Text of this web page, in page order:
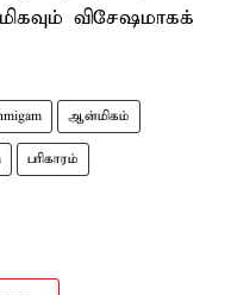
விசேஷமாகக்
ஆன்மிகம்
பரிகாரம்